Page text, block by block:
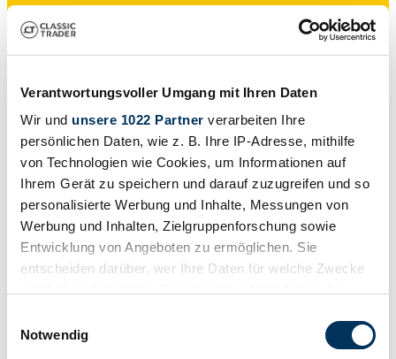
Verantwortungsvoller Umgang mit Ihren Daten
Wir und unsere 1022 Partner verarbeiten Ihre
persönlichen Daten, wie z. B. Ihre IP-Adresse, mithilfe
von Technologien wie Cookies, um Informationen auf
Ihrem Gerät zu speichern und darauf zuzugreifen und so
personalisierte Werbung und Inhalte, Messungen von
Werbung und Inhalten, Zielgruppenforschung sowie
Entwicklung von Angeboten zu ermöglichen. Sie
entscheiden darüber, wer Ihre Daten für welche Zwecke
Trigger Symbol ändern oder widerrufen
Notwendig